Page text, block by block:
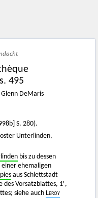
495
DeMaris
S. 280).
Unterlinden,
bis zu dessen
ehemaligen
aus Schlettstadt
des Vorsatzblattes, 1r,
siehe auch Leroy